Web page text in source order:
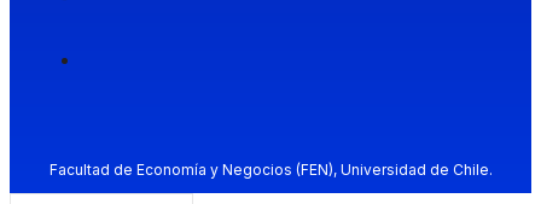
Facultad de Economía y Negocios (FEN), Universidad de Chile.